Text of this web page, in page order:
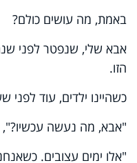
באמת, מה עושים כולם?
אבא שלי, שנפטר לפני
הזו.
כשהיינו ילדים, עוד לפני
"אבא, מה נעשה עכשיו?",
"אלו ימים עצובים.